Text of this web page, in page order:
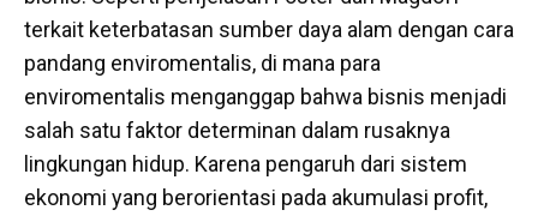
terkait keterbatasan sumber daya alam dengan cara
pandang enviromentalis, di mana para
enviromentalis menganggap bahwa bisnis menjadi
salah satu faktor determinan dalam rusaknya
lingkungan hidup. Karena pengaruh dari sistem
ekonomi yang berorientasi pada akumulasi profit,